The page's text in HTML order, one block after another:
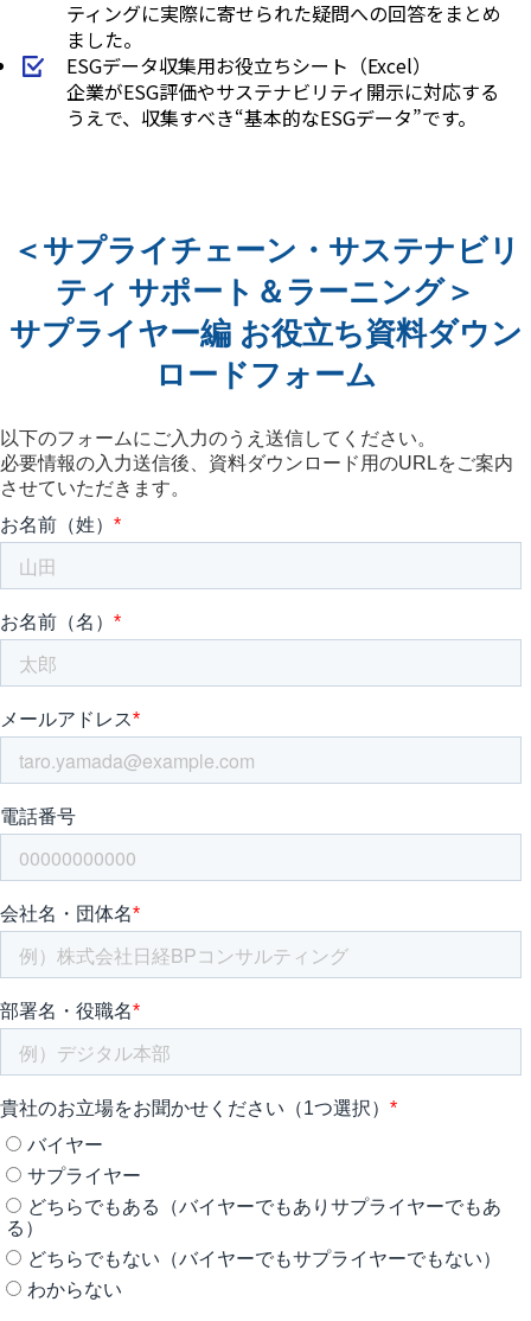
ティングに実際に寄せられた疑問への回答をまとめ
ました。
ESGデータ収集用お役立ちシート（Excel）
企業がESG評価やサステナビリティ開示に対応する
うえで、収集すべき“基本的なESGデータ”です。